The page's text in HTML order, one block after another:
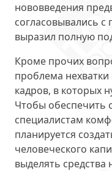
нововведения
согласовывались
выразил полную
Кроме прочих
проблема
кадров, в которых
Чтобы обеспечить
специалистам
планируется
человеческого
выделять средства